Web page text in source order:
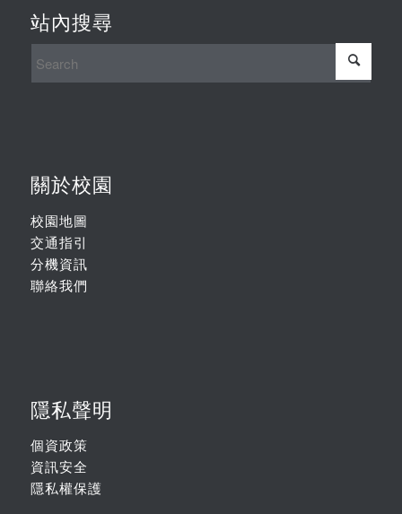
站內搜尋
關於校園
校園地圖
交通指引
分機資訊
聯絡我們
隱私聲明
個資政策
資訊安全
隱私權保護